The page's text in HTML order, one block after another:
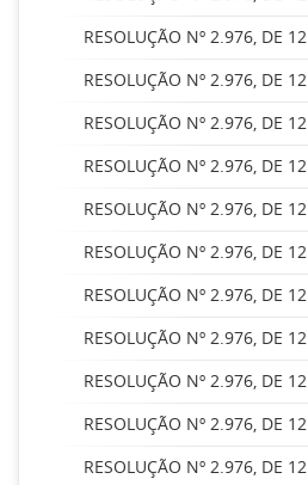
RESOLUÇÃO Nº 2.976, DE
RESOLUÇÃO Nº 2.976, DE
RESOLUÇÃO Nº 2.976, DE
RESOLUÇÃO Nº 2.976, DE
RESOLUÇÃO Nº 2.976, DE
RESOLUÇÃO Nº 2.976, DE
RESOLUÇÃO Nº 2.976, DE
RESOLUÇÃO Nº 2.976, DE
RESOLUÇÃO Nº 2.976, DE
RESOLUÇÃO Nº 2.976, DE
RESOLUÇÃO Nº 2.976, DE